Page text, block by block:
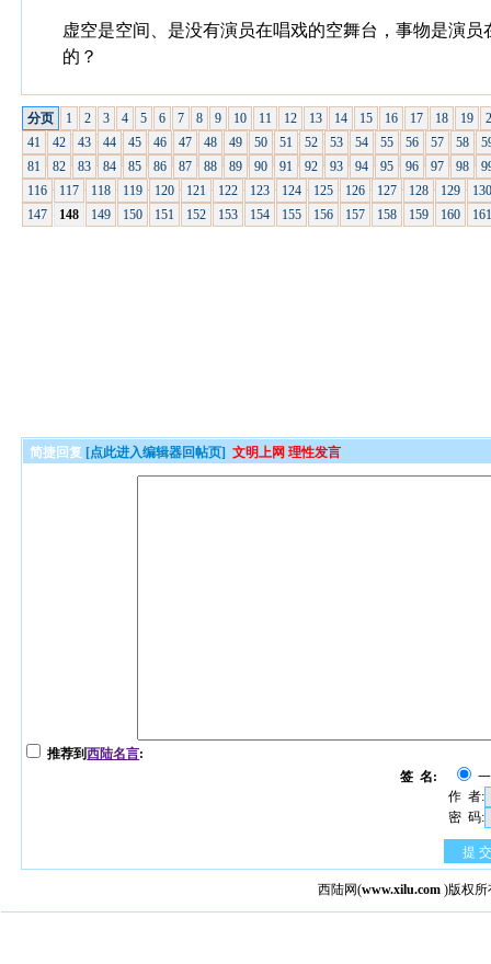
虚空是空间、是没有演员在唱戏的空舞台，事物是演
的？
分页 1 2 3 4 5 6 7 8 9 10 11 12 13 14 15 16 17 18 19
41
42 43 44 45 46 47 48 49 50 51 52 53 54 55 56 57 58
81
82 83 84 85 86 87 88 89 90 91 92 93 94 95 96 97 98
116
117 118 119 120 121 122 123 124 125 126 127 128 129
147
148 149 150 151 152 153 154 155 156 157 158 159 160
简捷回复 [点此进入编辑器回帖页] 文明上网 理性发言
推荐到西陆名言:
签 名:
作 者:
密 码:
提 交
西陆网(www.xilu.com )版权